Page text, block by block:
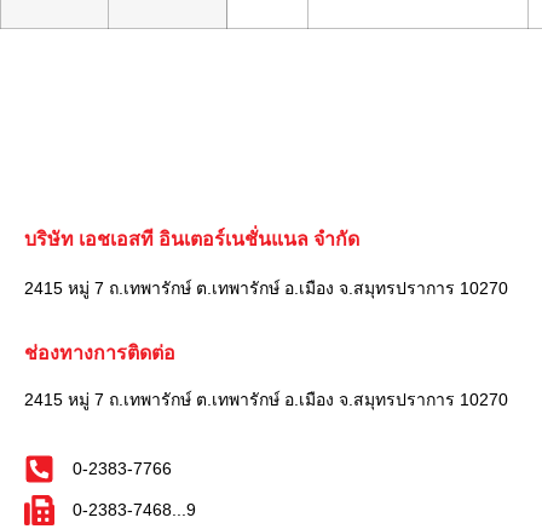
บริษัท เอชเอสที อินเตอร์เนชั่นแนล จำกัด
2415 หมู่ 7 ถ.เทพารักษ์ ต.เทพารักษ์ อ.เมือง จ.สมุทรปราการ 10270
ช่องทางการติดต่อ
2415 หมู่ 7 ถ.เทพารักษ์ ต.เทพารักษ์ อ.เมือง จ.สมุทรปราการ 10270
0-2383-7766
0-2383-7468...9